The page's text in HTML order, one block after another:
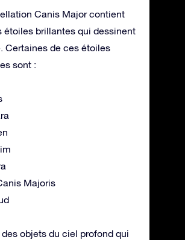
Canis Major contient
étoiles brillantes qui dessinent
Certaines de ces étoiles
sont :
Majoris
objets du ciel profond qui